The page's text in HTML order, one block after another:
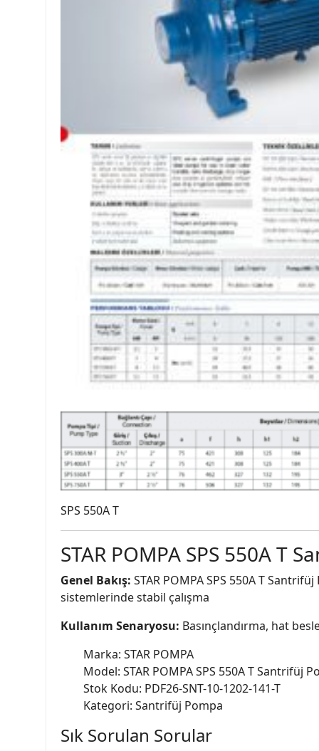
SPS 550A T
STAR POMPA SPS 550A T
Genel Bakış: STAR POMPA SPS 550A T
sistemlerinde stabil çalışma
Kullanım Senaryosu: Basınçlandırma, hat
Marka: STAR POMPA
Model: STAR POMPA SPS 550A T Santrifüj
Stok Kodu: PDF26-SNT-10-1202-141-T
Kategori: Santrifüj Pompa
Sık Sorulan Sorular